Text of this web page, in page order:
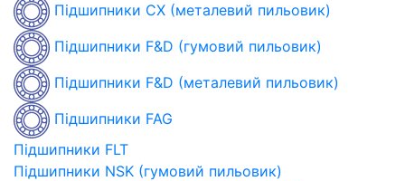
Підшипники CX (металевий пильовик)
Підшипники F&D (гумовий пильовик)
Підшипники F&D (металевий пильовик)
Підшипники FAG
Підшипники FLT
Підшипники NSK (гумовий пильовик)